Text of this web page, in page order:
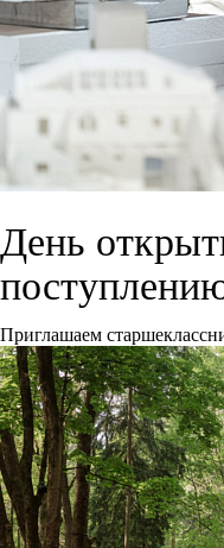
День
Приглашаем